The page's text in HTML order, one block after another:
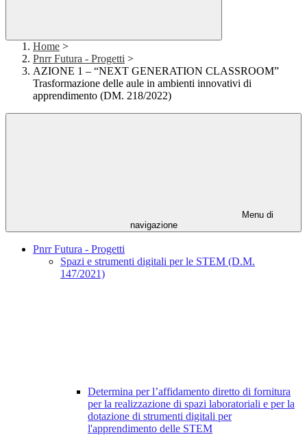
Home >
Pnrr Futura - Progetti >
AZIONE 1 – “NEXT GENERATION CLASSROOM”
Trasformazione delle aule in ambienti innovativi di
apprendimento (DM. 218/2022)
Menu di
navigazione
Pnrr Futura - Progetti
Spazi e strumenti digitali per le STEM (D.M.
147/2021)
Determina per l’affidamento diretto di fornitura
per la realizzazione di spazi laboratoriali e per la
dotazione di strumenti digitali per
l'apprendimento delle STEM